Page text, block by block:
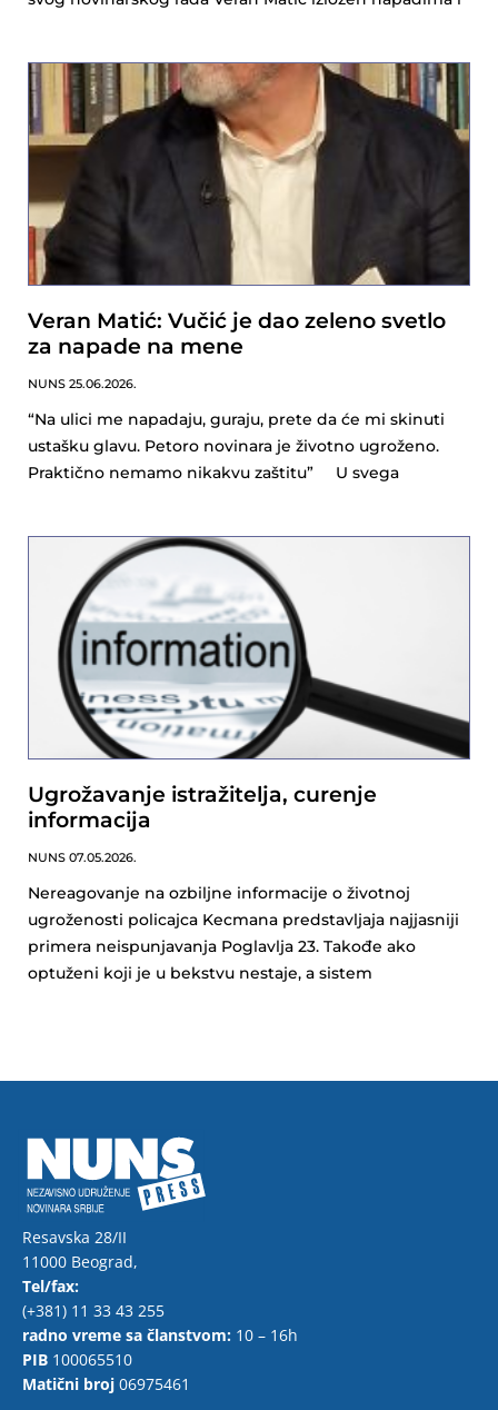
Veran Matić: Vučić je dao zeleno svetlo
za napade na mene
NUNS 25.06.2026.
“Na ulici me napadaju, guraju, prete da će mi skinuti
ustašku glavu. Petoro novinara je životno ugroženo.
Praktično nemamo nikakvu zaštitu” U svega
Ugrožavanje istražitelja, curenje
informacija
NUNS 07.05.2026.
Nereagovanje na ozbiljne informacije o životnoj
ugroženosti policajca Kecmana predstavljaja najjasniji
primera neispunjavanja Poglavlja 23. Takođe ako
optuženi koji je u bekstvu nestaje, a sistem
Resavska 28/II
11000 Beograd,
Tel/fax:
(+381) 11 33 43 255
radno vreme sa članstvom: 10 – 16h
PIB 100065510
Matični broj 06975461